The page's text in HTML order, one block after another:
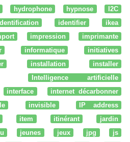
hydrophone hypnose
I2C
identifier
ikea
impression
imprimante
informatique
initiatives
installation
installer
Intelligence artificielle
interface
internet décarbonner
invisible
IP address
item itinérant
jardin
jeunes jeux jpg
js